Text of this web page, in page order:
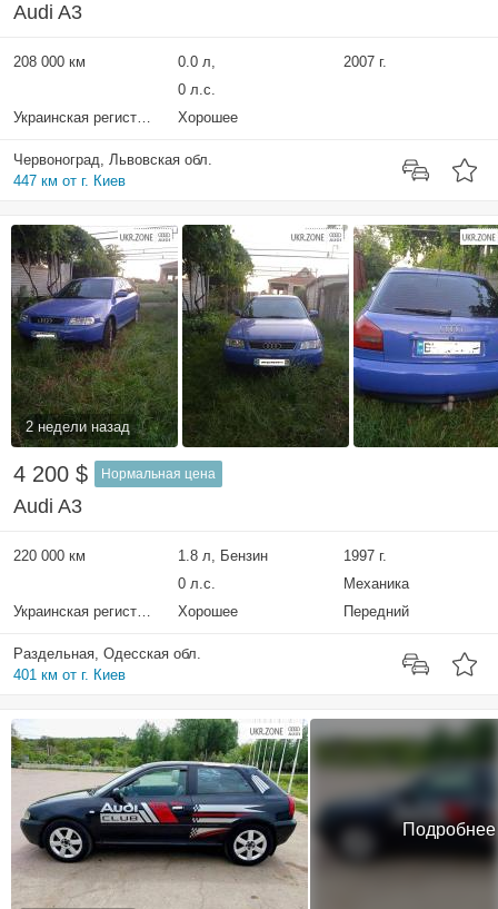
Audi A3
208 000 км 0.0 л,
2007 г.
0 л.с.
Украинская регистрация
Хорошее
Червоноград, Львовская обл.
447 км от г. Киев
2 недели назад
4 200 $ Нормальная цена
Audi A3
220 000 км 1.8 л, Бензин
1997 г.
0 л.с.
Механика
Украинская регистрация
Хорошее Передний
Раздельная, Одесская обл.
401 км от г. Киев
Подробнее